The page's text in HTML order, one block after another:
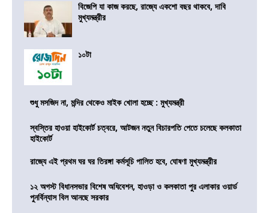
বিজেপি যা কাজ করছে, রাজ্যে একশো বছর থাকবে, দাবি
মুখ্যমন্ত্রীর
১০টা
শুধু মসজিদ না, মন্দির থেকেও মাইক খোলা হচ্ছে : মুখ্যমন্ত্রী
স্বস্তির হাওয়া হাইকোর্ট চত্বরে, আটজন নতুন বিচারপতি পেতে চলেছে কলকাতা
হাইকোর্ট
রাজ্যে এই প্রথম ঘর ঘর তিরঙ্গা কর্মসূচি পালিত হবে, ঘোষণা মুখ্যমন্ত্রীর
১২ অগস্ট বিধানসভার বিশেষ অধিবেশন, হাওড়া ও কলকাতা পুর এলাকার ওয়ার্ড
পুনর্বিন্যাস বিল আনছে সরকার